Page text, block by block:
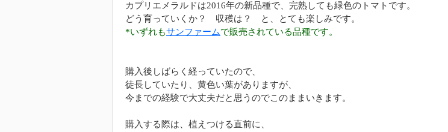
カプリエメラルドは2016年の新品種で、完熟しても緑色のトマトです。
どう育っていくか？ 収穫は？ と、とても楽しみです。
*いずれもサンファームで販売されている品種です。
購入後しばらく経っていたので、
徒長していたり、黄色い葉がありますが、
今までの経験で大丈夫だと思うのでこのままいきます。
購入する際は、植えつける直前に、